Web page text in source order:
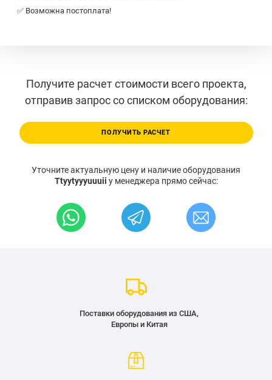
✅ Возможна постоплата!
Получите расчет стоимости всего проекта,
отправив запрос со списком оборудования:
ПОЛУЧИТЬ РАСЧЕТ
Уточните актуальную цену и наличие оборудования
Ttyytyyyuuuii у менеджера прямо сейчас:
Поставки оборудования из США,
Европы и Китая